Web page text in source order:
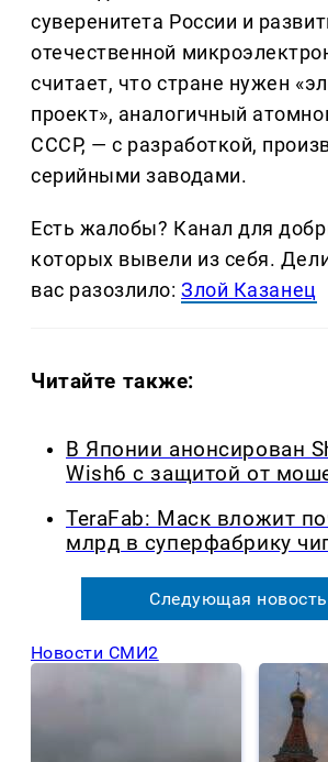
суверенитета России и
отечественной
считает, что стране нужен
проект», аналогичный
СССР, — с разработкой,
серийными заводами.
Есть жалобы? Канал для
которых вывели из себя.
вас разозлило:Злой Казанец
Читайте также:
В Японии анонсирован
Wish6 с защитой от
TeraFab: Маск вложит
млрд в суперфабрику
Следующая новость
Новости СМИ2